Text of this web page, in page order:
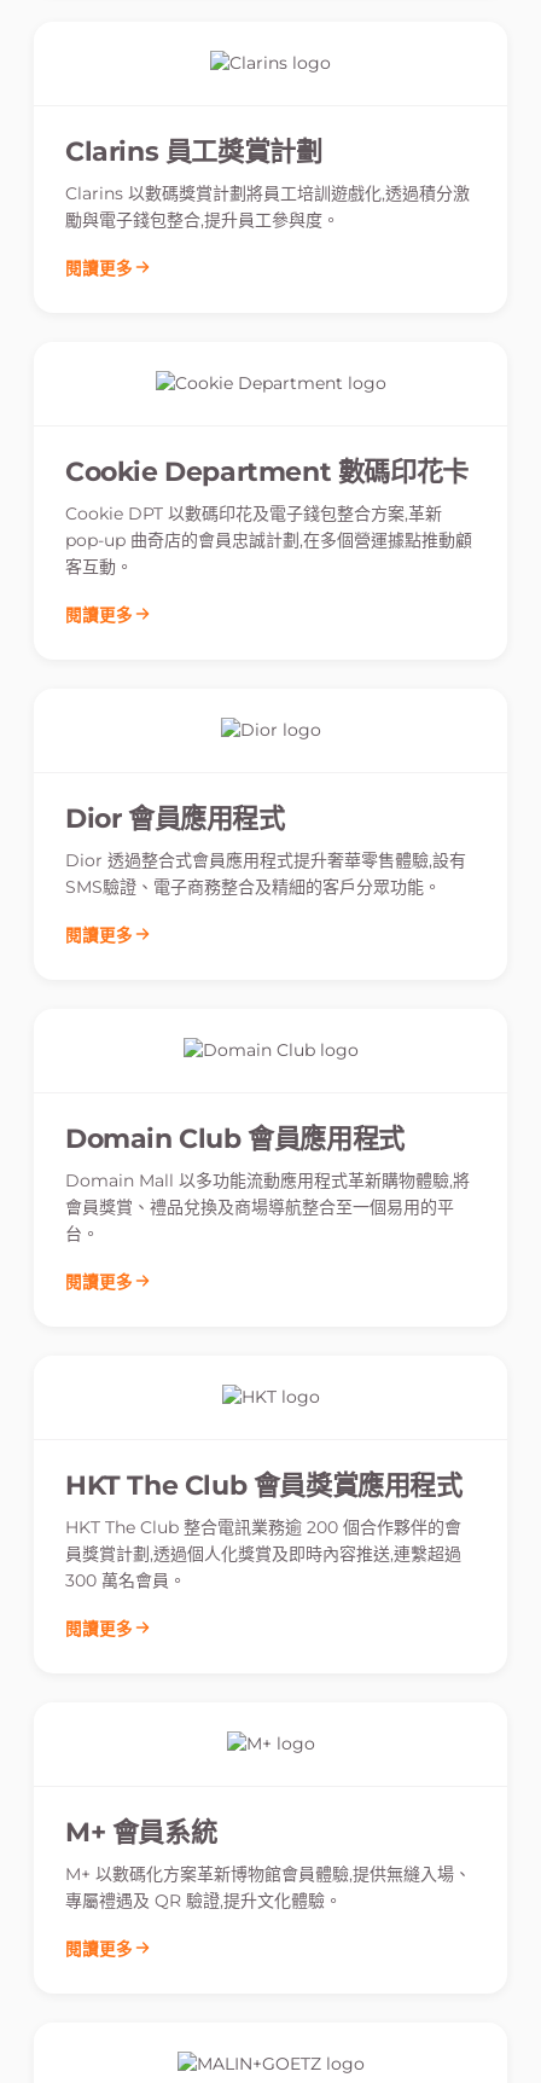
Clarins 員工獎賞計劃
Clarins 以數碼獎賞計劃將員工培訓遊戲化,透過積分激
勵與電子錢包整合,提升員工參與度。
閱讀更多
Cookie Department 數碼印花卡
Cookie DPT 以數碼印花及電子錢包整合方案,革新
pop-up 曲奇店的會員忠誠計劃,在多個營運據點推動顧
客互動。
閱讀更多
Dior 會員應用程式
Dior 透過整合式會員應用程式提升奢華零售體驗,設有
SMS驗證、電子商務整合及精細的客戶分眾功能。
閱讀更多
Domain Club 會員應用程式
Domain Mall 以多功能流動應用程式革新購物體驗,將
會員獎賞、禮品兌換及商場導航整合至一個易用的平
台。
閱讀更多
HKT The Club 會員獎賞應用程式
HKT The Club 整合電訊業務逾 200 個合作夥伴的會
員獎賞計劃,透過個人化獎賞及即時內容推送,連繫超過
300 萬名會員。
閱讀更多
M+ 會員系統
M+ 以數碼化方案革新博物館會員體驗,提供無縫入場、
專屬禮遇及 QR 驗證,提升文化體驗。
閱讀更多